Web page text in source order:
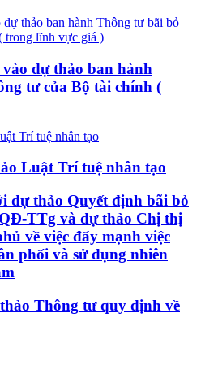
dự thảo ban hành
tư của Bộ tài chính (
Luật Trí tuệ nhân tạo
dự thảo Quyết định bãi bỏ
TTg và dự thảo Chị thị
về việc đẩy mạnh việc
phối và sử dụng nhiên
Thông tư quy định về